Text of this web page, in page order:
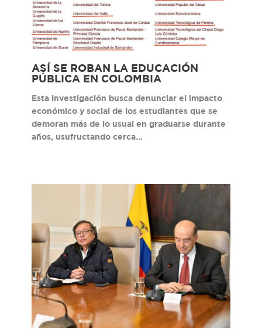
ASÍ SE ROBAN LA EDUCACIÓN
PÚBLICA EN COLOMBIA
Esta investigación busca denunciar el impacto
económico y social de los estudiantes que se
demoran más de lo usual en graduarse durante
años, usufructando cerca…